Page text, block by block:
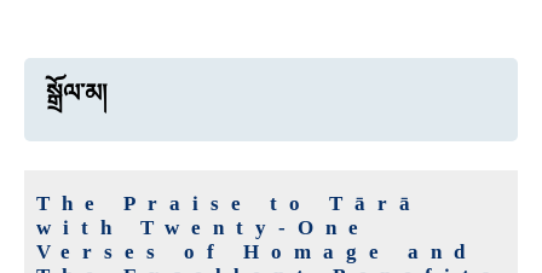
སྒྲོལ་མ།
The Praise to Tārā
with Twenty-One
Verses of Homage and